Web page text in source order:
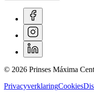
© 2026 Prinses Máxima
PrivacyverklaringCookies